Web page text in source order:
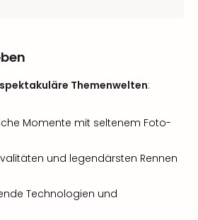
Themenwelten:
Momente mit seltenem Foto-
und legendärsten Rennen
Technologien und